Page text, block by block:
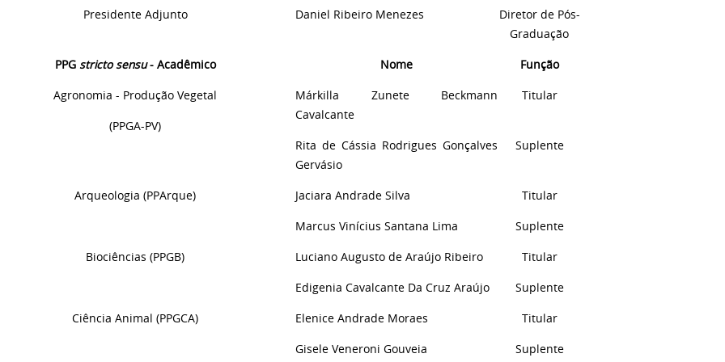
Presidente Adjunto Daniel Ribeiro Menezes Diretor de Pós-
Graduação
PPG stricto sensu- Acadêmico Nome Função
Agronomia - Produção Vegetal
(PPGA-PV)
Márkilla Zunete Beckmann
Cavalcante
Titular
Ritade Cássia Rodrigues Gonçalves
Gervásio
Suplente
Arqueologia (PPArque) Jaciara Andrade Silva Titular
Marcus Vinícius Santana Lima Suplente
Biociências (PPGB) Luciano Augusto de Araújo Ribeiro Titular
Edigenia Cavalcante Da Cruz Araújo Suplente
Ciência Animal (PPGCA) Elenice Andrade Moraes Titular
Gisele Veneroni Gouveia Suplente